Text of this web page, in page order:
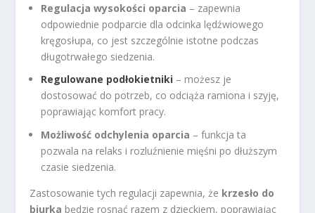
Regulacja wysokości oparcia – zapewnia
odpowiednie podparcie dla odcinka lędźwiowego
kręgosłupa, co jest szczególnie istotne podczas
długotrwałego siedzenia.
Regulowane podłokietniki – możesz je
dostosować do potrzeb, co odciąża ramiona i szyję,
poprawiając komfort pracy.
Możliwość odchylenia oparcia – funkcja ta
pozwala na relaks i rozluźnienie mięśni po dłuższym
czasie siedzenia.
Zastosowanie tych regulacji zapewnia, że krzesło do
biurka będzie rosnąć razem z dzieckiem, poprawiając